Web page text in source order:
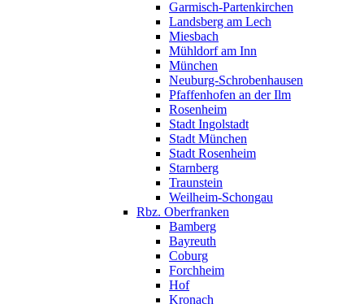
Garmisch-Partenkirchen
Landsberg am Lech
Miesbach
Mühldorf am Inn
München
Neuburg-Schrobenhausen
Pfaffenhofen an der Ilm
Rosenheim
Stadt Ingolstadt
Stadt München
Stadt Rosenheim
Starnberg
Traunstein
Weilheim-Schongau
Rbz. Oberfranken
Bamberg
Bayreuth
Coburg
Forchheim
Hof
Kronach